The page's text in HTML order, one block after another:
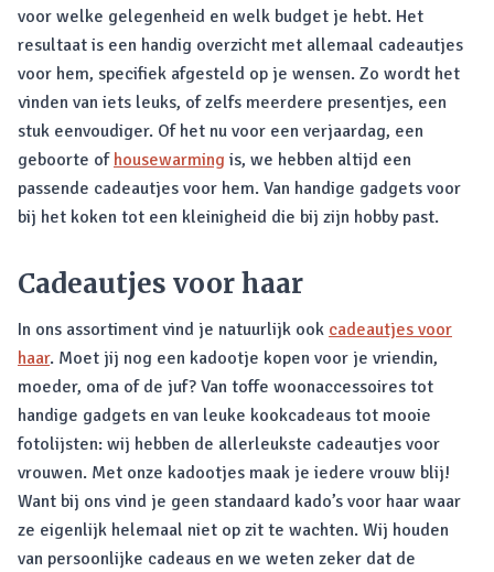
voor welke gelegenheid en welk budget je hebt. Het
resultaat is een handig overzicht met allemaal cadeautjes
voor hem, specifiek afgesteld op je wensen. Zo wordt het
vinden van iets leuks, of zelfs meerdere presentjes, een
stuk eenvoudiger. Of het nu voor een verjaardag, een
geboorte of housewarming is, we hebben altijd een
passende cadeautjes voor hem. Van handige gadgets voor
bij het koken tot een kleinigheid die bij zijn hobby past.
Cadeautjes voor haar
In ons assortiment vind je natuurlijk ook cadeautjes voor
haar. Moet jij nog een kadootje kopen voor je vriendin,
moeder, oma of de juf? Van toffe woonaccessoires tot
handige gadgets en van leuke kookcadeaus tot mooie
fotolijsten: wij hebben de allerleukste cadeautjes voor
vrouwen. Met onze kadootjes maak je iedere vrouw blij!
Want bij ons vind je geen standaard kado’s voor haar waar
ze eigenlijk helemaal niet op zit te wachten. Wij houden
van persoonlijke cadeaus en we weten zeker dat de